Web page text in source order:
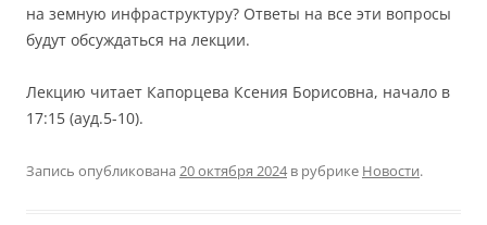
на земную инфраструктуру? Ответы на все эти вопросы
будут обсуждаться на лекции.
Лекцию читает Капорцева Ксения Борисовна, начало в
17:15 (ауд.5-10).
Запись опубликована 20 октября 2024в рубрике Новости.